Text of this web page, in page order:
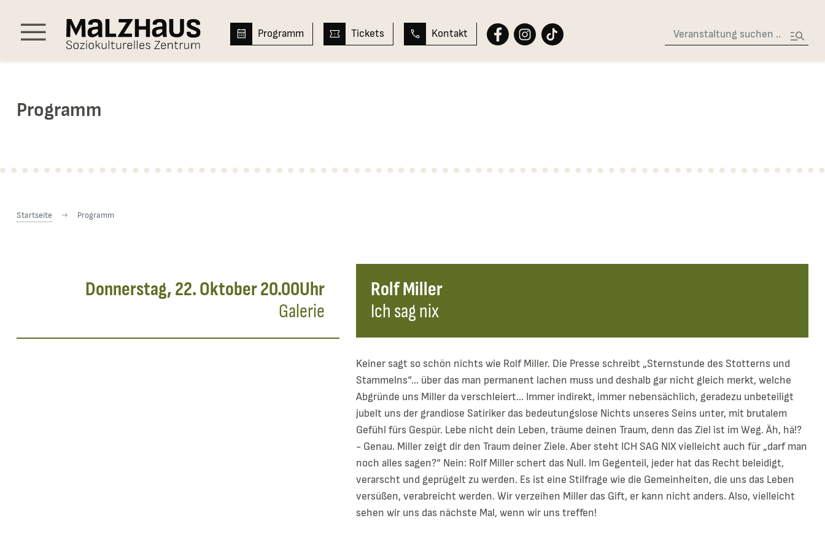
Programm Tickets Kontakt Suche
Hauptnavigation
Menü
Programm
Sie sind hier:
Startseite Programm
Donnerstag, 22. Oktober 20.00Uhr
Galerie
Rolf Miller
Ich sag nix
Keiner sagt so schön nichts wie Rolf Miller. Die Presse schreibt „Sternstunde des Stotterns und
Stammelns“... über das man permanent lachen muss und deshalb gar nicht gleich merkt, welche
Abgründe uns Miller da verschleiert... Immer indirekt, immer nebensächlich, geradezu unbeteiligt
jubelt uns der grandiose Satiriker das bedeutungslose Nichts unseres Seins unter, mit brutalem
Gefühl fürs Gespür. Lebe nicht dein Leben, träume deinen Traum, denn das Ziel ist im Weg. Äh, hä!?
- Genau. Miller zeigt dir den Traum deiner Ziele. Aber steht ICH SAG NIX vielleicht auch für „darf man
noch alles sagen?“ Nein: Rolf Miller schert das Null. Im Gegenteil, jeder hat das Recht beleidigt,
verarscht und geprügelt zu werden. Es ist eine Stilfrage wie die Gemeinheiten, die uns das Leben
versüßen, verabreicht werden. Wir verzeihen Miller das Gift, er kann nicht anders. Also, vielleicht
sehen wir uns das nächste Mal, wenn wir uns treffen!